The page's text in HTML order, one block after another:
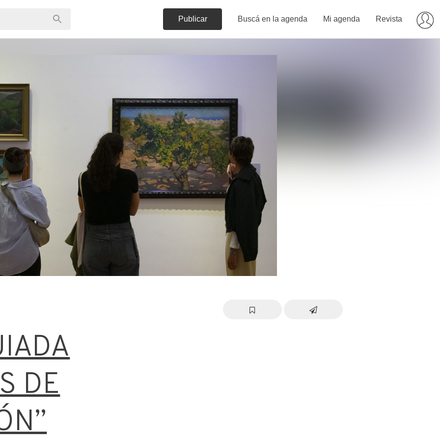
Publicar Buscá en la agenda Mi agenda Revista
DE